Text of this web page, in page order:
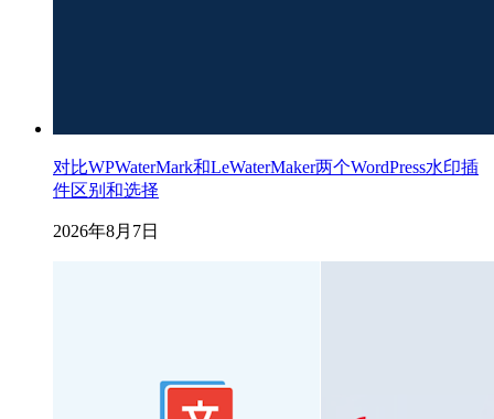
对比WPWaterMark和LeWaterMaker两个WordPress水印插
件区别和选择
2026年8月7日